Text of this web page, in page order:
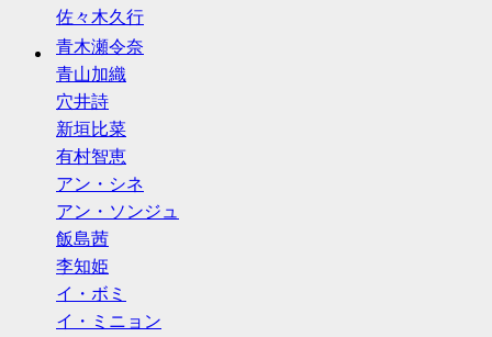
佐々木久行
青木瀬令奈
青山加織
穴井詩
新垣比菜
有村智恵
アン・シネ
アン・ソンジュ
飯島茜
李知姫
イ・ボミ
イ・ミニョン